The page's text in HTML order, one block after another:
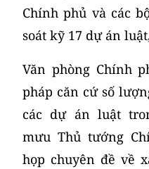
Chính phủ và các
soát kỹ 17 dự án
Văn phòng Chính
pháp căn cứ số
các dự án luật
mưu Thủ tướng
họp chuyên đề về